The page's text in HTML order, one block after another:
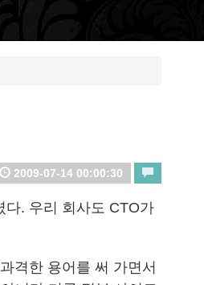
2009-07-14 00:00:30
다. 우리 회사도 CTO가
격한 용어를 써 가면서